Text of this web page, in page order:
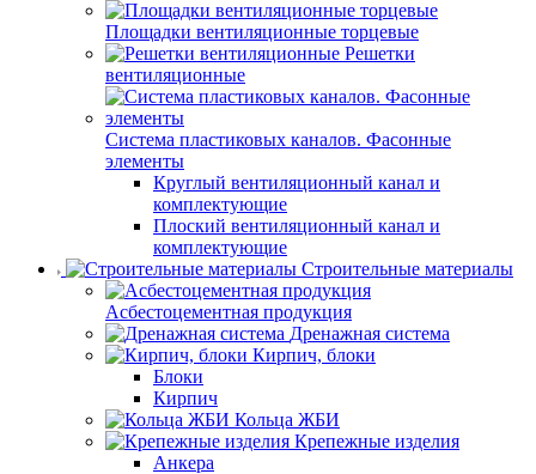
Площадки вентиляционные торцевые
Решетки
вентиляционные
Система пластиковых каналов. Фасонные
элементы
Круглый вентиляционный канал и
комплектующие
Плоский вентиляционный канал и
комплектующие
Строительные материалы
Асбестоцементная продукция
Дренажная система
Кирпич, блоки
Блоки
Кирпич
Кольца ЖБИ
Крепежные изделия
Анкера